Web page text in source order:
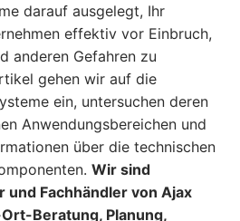
darauf ausgelegt, Ihr
effektiv vor Einbruch,
anderen Gefahren zu
gehen wir auf die
ein, untersuchen deren
Anwendungsbereichen und
über die technischen
Wir sind
Fachhändler von Ajax
Beratung, Planung,